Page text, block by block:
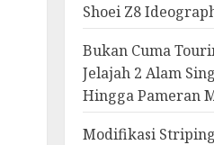
Shoei Z8
Bukan Cuma
Jelajah 2 Alam
Hingga Pameran
Modifikasi